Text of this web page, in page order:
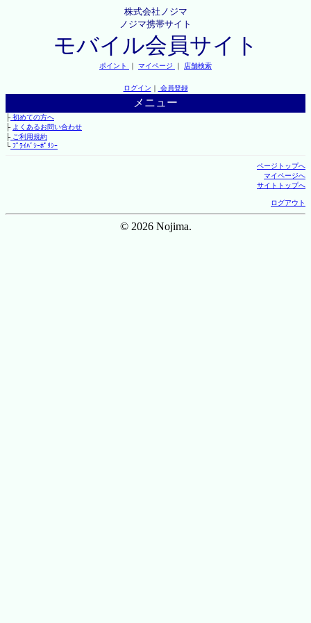
株式会社ノジマ
ノジマ携帯サイト
モバイル会員サイト
ポイント ｜ マイページ ｜ 店舗検索
ログイン ｜ 会員登録
メニュー
├初めての方へ
├ よくあるお問い合わせ
├ご利用規約
└ﾌﾟﾗｲﾊﾞｼｰﾎﾟﾘｼｰ
ページトップへ
マイページへ
サイトトップへ
ログアウト
© 2026 Nojima.